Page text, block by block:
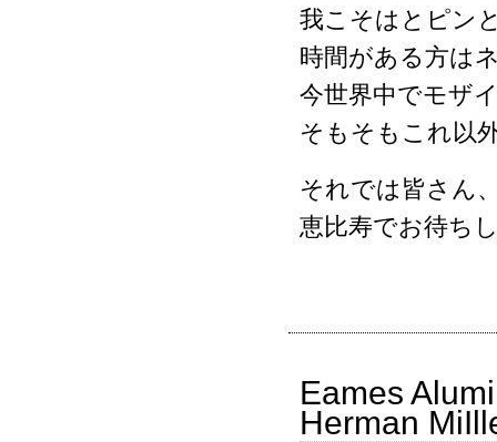
我こそはとピン
時間がある方は
今世界中でモザ
そもそもこれ以
それでは皆さん
恵比寿でお待ち
Eames
Herman